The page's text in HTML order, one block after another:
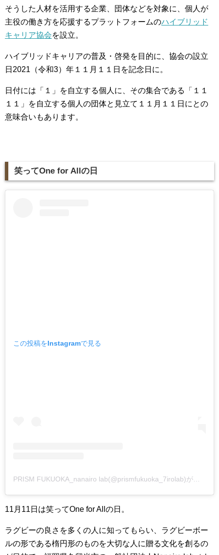
そうした人材を活用する企業、団体などを対象に、個人が
主役の働き方を応援するプラットフォームのハイブリッド
キャリア協会を設立。
ハイブリッドキャリアの普及・啓発を目的に、協会の設立
日2021（令和3）年１１月１１日を記念日に。
日付には「１」を自立する個人に、その集合である「１１
１１」を自立する個人の団体と見立て１１月１１日にとの
意味合いもあります。
笑ってOne for Allの日
この投稿をInstagramで見る
11月11日は笑ってOne for Allの日。
ラグビーの良さを多くの人に知ってもらい、ラグビーボー
ルの形である楕円形のものを大切な人に贈る文化を創るの